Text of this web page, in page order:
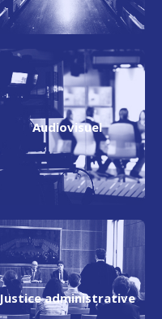
Audiovisuel
Justice administrative